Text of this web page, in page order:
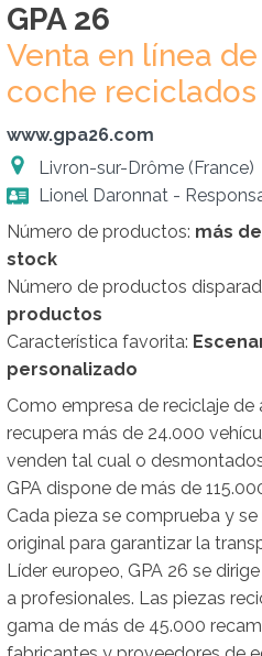
GPA 26
Venta en línea
coche reciclados
www.gpa26.com
Livron-sur-Drôme (France)
Lionel Daronnat -
Número de productos: más
stock
Número de productos
productos
Característica favorita:
personalizado
Como empresa de reciclaje de
recupera más de 24.000
venden tal cual o
GPA dispone de más de
Cada pieza se comprueba y
original para garantizar la
Líder europeo, GPA 26 se
a profesionales. Las piezas
gama de más de 45.000